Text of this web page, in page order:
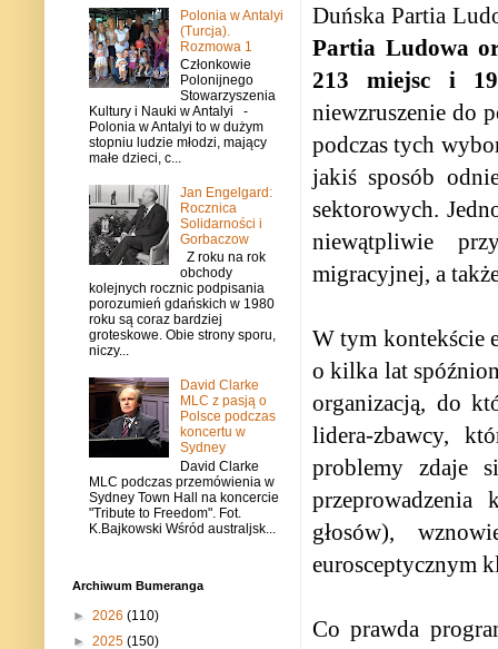
Duńska Partia
Partia Ludowa
213 miejsc i
niewzruszenie do
podczas tych
jakiś sposób
sektorowych.
niewątpliwie
migracyjnej, a
W tym kontekście
o kilka lat
organizacją, do
lidera-zbawcy,
problemy zdaje
głosów),
eurosceptycznym
Co prawda
Polonia w Antalyi
(Turcja).
Rozmowa 1
Członkowie
Polonijnego
Stowarzyszenia
Kultury i Nauki w Antalyi -
Polonia w Antalyi to w dużym
stopniu ludzie młodzi, mający
małe dzieci, c...
Jan Engelgard:
Rocznica
Solidarności i
Gorbaczow
Z roku na rok
obchody
kolejnych rocznic podpisania
porozumień gdańskich w 1980
roku są coraz bardziej
groteskowe. Obie strony sporu,
niczy...
David Clarke
MLC z pasją o
Polsce podczas
koncertu w
Sydney
David Clarke
MLC podczas przemówienia w
Sydney Town Hall na koncercie
"Tribute to Freedom". Fot.
K.Bajkowski Wśród australjsk...
Archiwum Bumeranga
► 2026 (110)
► 2025 (150)